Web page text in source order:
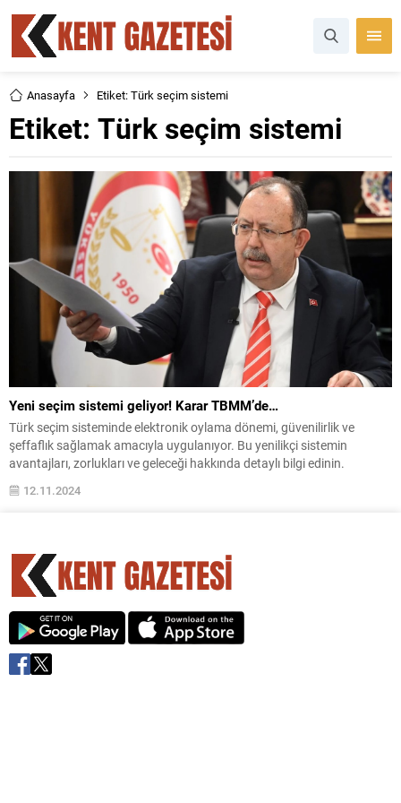
Anasayfa Etiket: Türk seçim sistemi
Etiket: Türk seçim sistemi
Yeni seçim sistemi geliyor! Karar TBMM’de…
Türk seçim sisteminde elektronik oylama dönemi, güvenilirlik ve
şeffaflık sağlamak amacıyla uygulanıyor. Bu yenilikçi sistemin
avantajları, zorlukları ve geleceği hakkında detaylı bilgi edinin.
12.11.2024